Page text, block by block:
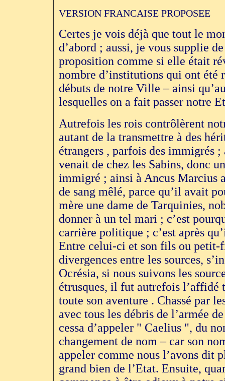
VERSION FRANCAISE PROPOSEE
Certes je vois déjà que tout le
d’abord ; aussi, je vous supplie
proposition comme si elle était
nombre d’institutions qui ont été
débuts de notre Ville – ainsi
lesquelles on a fait passer notre
Autrefois les rois contrôlèrent
autant de la transmettre à des
étrangers , parfois des immigrés
venait de chez les Sabins, donc
immigré ; ainsi à Ancus Marcius
de sang mêlé, parce qu’il avait
mère une dame de Tarquinies,
donner à un tel mari ; c’est
carrière politique ; c’est après
Entre celui-ci et son fils ou petit-
divergences entre les sources,
Ocrésia, si nous suivons les
étrusques, il fut autrefois l’affidé
toute son aventure . Chassé par
avec tous les débris de l’armée
cessa d’appeler " Caelius ", du
changement de nom – car son
appeler comme nous l’avons dit
grand bien de l’Etat. Ensuite,